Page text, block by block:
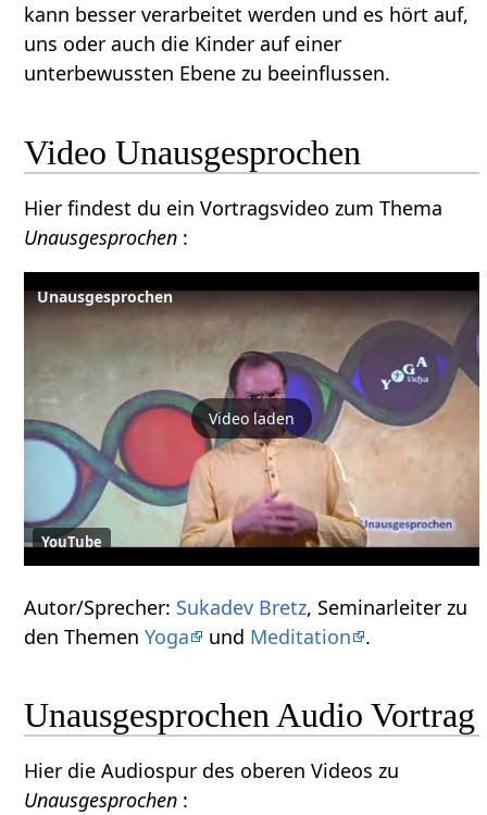
kann besser verarbeitet werden und es hört auf,
uns oder auch die Kinder auf einer
unterbewussten Ebene zu beeinflussen.
Video Unausgesprochen
Hier findest du ein Vortragsvideo zum Thema
Unausgesprochen :
Unausgesprochen
Video laden
YouTube
Autor/Sprecher: Sukadev Bretz, Seminarleiter zu
den ThemenYoga und Meditation .
Unausgesprochen Audio Vortrag
Hier die Audiospur des oberen Videos zu
Unausgesprochen :